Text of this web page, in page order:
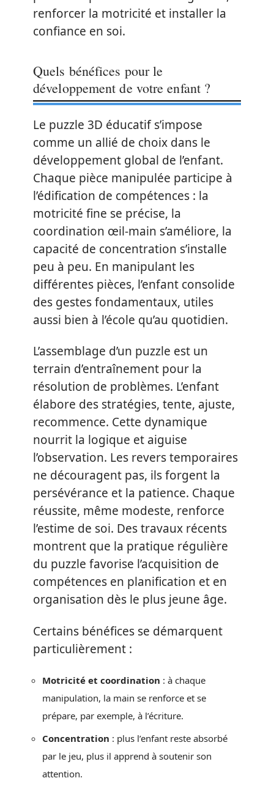
renforcer la motricité et installer la
confiance en soi.
Quels bénéfices pour le
développement de votre enfant ?
Le puzzle 3D éducatif s’impose
comme un allié de choix dans le
développement global de l’enfant.
Chaque pièce manipulée participe à
l’édification de compétences : la
motricité fine se précise, la
coordination œil-main s’améliore, la
capacité de concentration s’installe
peu à peu. En manipulant les
différentes pièces, l’enfant consolide
des gestes fondamentaux, utiles
aussi bien à l’école qu’au quotidien.
L’assemblage d’un puzzle est un
terrain d’entraînement pour la
résolution de problèmes. L’enfant
élabore des stratégies, tente, ajuste,
recommence. Cette dynamique
nourrit la logique et aiguise
l’observation. Les revers temporaires
ne découragent pas, ils forgent la
persévérance et la patience. Chaque
réussite, même modeste, renforce
l’estime de soi. Des travaux récents
montrent que la pratique régulière
du puzzle favorise l’acquisition de
compétences en planification et en
organisation dès le plus jeune âge.
Certains bénéfices se démarquent
particulièrement :
Motricité et coordination : à chaque
manipulation, la main se renforce et se
prépare, par exemple, à l’écriture.
Concentration : plus l’enfant reste absorbé
par le jeu, plus il apprend à soutenir son
attention.